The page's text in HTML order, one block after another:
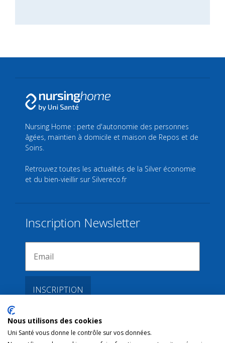
Nursing Home : perte d'autonomie des personnes
âgées, maintien à domicile et maison de Repos et de
Soins.
Retrouvez toutes les actualités de la Silver économie
et du bien-vieillir sur Silvereco.fr
Inscription Newsletter
Liens
Nous utilisons des cookies
Uni Santé vous donne le contrôle sur vos données.